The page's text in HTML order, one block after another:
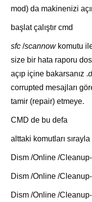
mod) da makinenizi
başlat çalıştır cmd
sfc /scannowkomutu
size bir hata raporu
açıp içine bakarsanız .
corrupted mesajları
tamir (repair) etmeye.
CMD de bu defa
alttaki komutları sırayla
Dism /Online /
Dism /Online /
Dism /Online /